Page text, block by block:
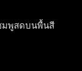
มพูสดบนพื้นสี